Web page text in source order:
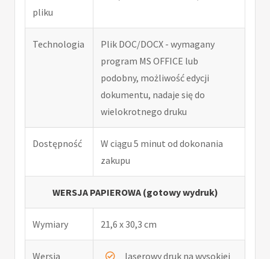
pliku
Technologia
Plik DOC/DOCX - wymagany
program MS OFFICE lub
podobny, możliwość edycji
dokumentu, nadaje się do
wielokrotnego druku
Dostępność
W ciągu 5 minut od dokonania
zakupu
WERSJA PAPIEROWA (gotowy wydruk)
Wymiary 21,6 x 30,3 cm
Wersja laserowy druk na wysokiej